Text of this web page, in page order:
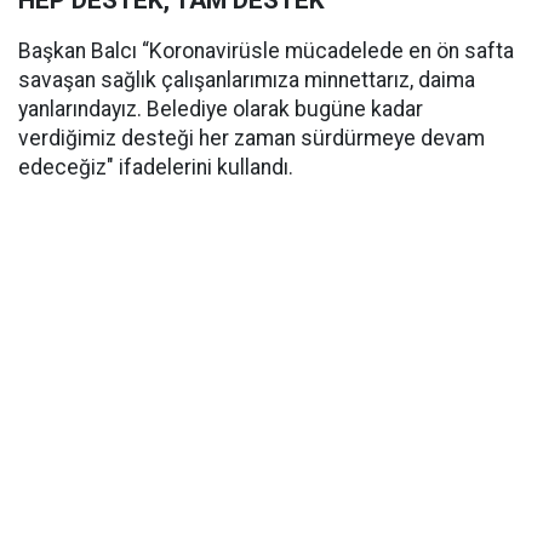
Başkan Balcı “Koronavirüsle mücadelede en ön safta
savaşan sağlık çalışanlarımıza minnettarız, daima
yanlarındayız. Belediye olarak bugüne kadar
verdiğimiz desteği her zaman sürdürmeye devam
edeceğiz" ifadelerini kullandı.